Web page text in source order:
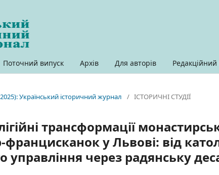
Поточний випуск Архів Для авторів
Український історичний журнал / ІСТОРИЧНІ СТУДІЇ
трансформації
францисканок у Львові: від
управління через радянську